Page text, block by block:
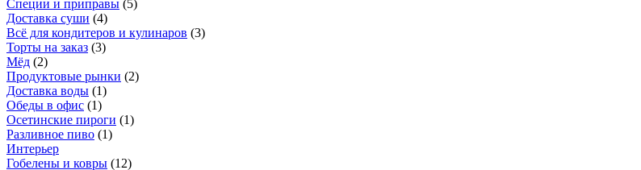
Специи и приправы (5)
Доставка суши (4)
Всё для кондитеров и кулинаров (3)
Торты на заказ (3)
Мёд (2)
Продуктовые рынки (2)
Доставка воды (1)
Обеды в офис (1)
Осетинские пироги (1)
Разливное пиво (1)
Интерьер
Гобелены и ковры (12)